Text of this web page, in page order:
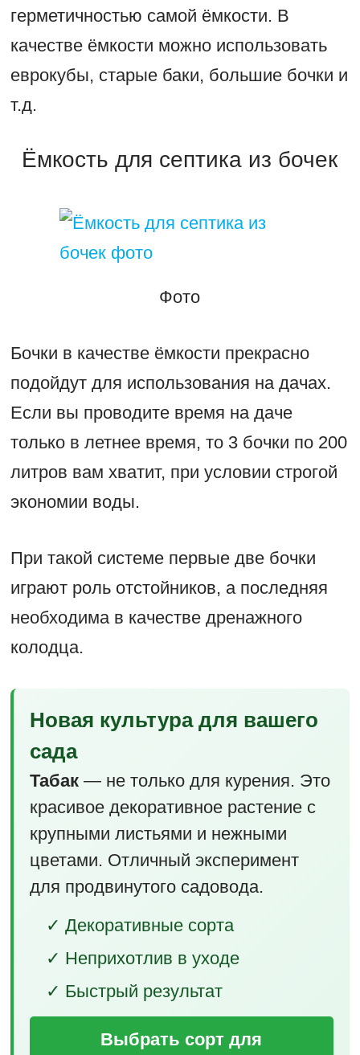
герметичностью самой ёмкости. В
качестве ёмкости можно использовать
еврокубы, старые баки, большие бочки и
т.д.
Ёмкость для септика из бочек
Фото
Бочки в качестве ёмкости прекрасно
подойдут для использования на дачах.
Если вы проводите время на даче
только в летнее время, то 3 бочки по 200
литров вам хватит, при условии строгой
экономии воды.
При такой системе первые две бочки
играют роль отстойников, а последняя
необходима в качестве дренажного
колодца.
Новая культура для вашего
сада
Табак— не только для курения. Это
красивое декоративное растение с
крупными листьями и нежными
цветами. Отличный эксперимент
для продвинутого садовода.
✓ Декоративные сорта
✓ Неприхотлив в уходе
✓ Быстрый результат
Выбрать сорт для